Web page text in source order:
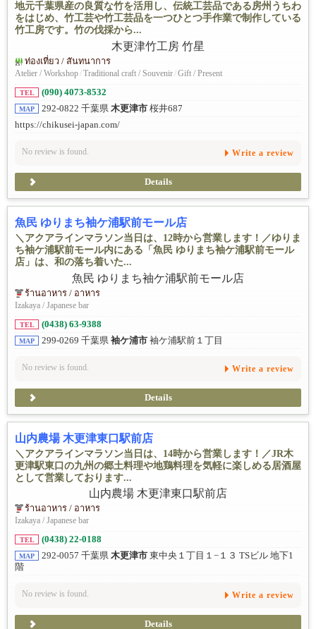
地元千葉県産の良質な竹を活用し、伝統工芸品である房州うちわ
をはじめ、竹工芸や竹工芸品を一つひとつ手作業で制作している
竹工房です。竹の伐採から...
ท่องเที่ยว / สันทนาการ
Atelier / Workshop/Traditional craft / Souvenir/Gift / Present
TEL (090) 4073-8532
MAP 292-0822 千葉県 木更津市 桜井687
https://chikusei-japan.com/
No review is found. Write a review
Details
魚民 ゆりまち袖ケ浦駅前モール店
＼アクアラインマラソン当日は、12時から営業します！／ゆりま
ち袖ケ浦駅前モール内にある「魚民 ゆりまち袖ケ浦駅前モール
店」は、和の落ち着いた...
ร้านอาหาร / อาหาร
Izakaya / Japanese bar
TEL (0438) 63-9388
MAP 299-0269 千葉県 袖ケ浦市 袖ケ浦駅前１丁目
No review is found. Write a review
Details
山内農場 木更津東口駅前店
＼アクアラインマラソン当日は、14時から営業します！／JR木
更津駅東口の九州の郷土料理や地鶏料理を気軽に楽しめる居酒屋
として営業しております...
ร้านอาหาร / อาหาร
Izakaya / Japanese bar
TEL (0438) 22-0188
MAP 292-0057 千葉県 木更津市 東中央１丁目１−１３ TSビル 地下1
階
No review is found. Write a review
Details